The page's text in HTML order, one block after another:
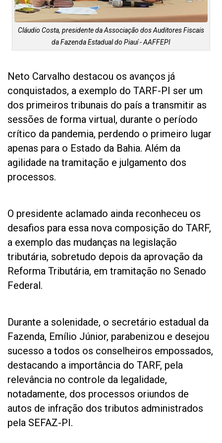
Cláudio Costa, presidente da Associação dos Auditores Fiscais
da Fazenda Estadual do Piauí - AAFFEPI
Neto Carvalho destacou os avanços já
conquistados, a exemplo do TARF-PI ser um
dos primeiros tribunais do país a transmitir as
sessões de forma virtual, durante o período
crítico da pandemia, perdendo o primeiro lugar
apenas para o Estado da Bahia. Além da
agilidade na tramitação e julgamento dos
processos.
O presidente aclamado ainda reconheceu os
desafios para essa nova composição do TARF,
a exemplo das mudanças na legislação
tributária, sobretudo depois da aprovação da
Reforma Tributária, em tramitação no Senado
Federal.
Durante a solenidade, o secretário estadual da
Fazenda, Emílio Júnior, parabenizou e desejou
sucesso a todos os conselheiros empossados,
destacando a importância do TARF, pela
relevância no controle da legalidade,
notadamente, dos processos oriundos de
autos de infração dos tributos administrados
pela SEFAZ-PI.